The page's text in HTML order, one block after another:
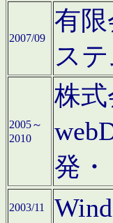
2007/09
有
ス
2005～
2010
株
発
2003/11